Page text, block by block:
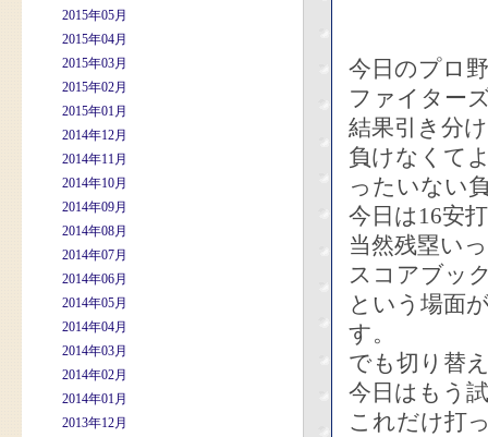
2015年05月
2015年04月
2015年03月
2015年02月
2015年01月
2014年12月
2014年11月
2014年10月
2014年09月
2014年08月
2014年07月
2014年06月
2014年05月
2014年04月
2014年03月
2014年02月
2014年01月
2013年12月
今日のプロ
ファイター
結果引き分
負けなくて
ったいない
今日は16安
当然残塁い
スコアブッ
という場面
す。
でも切り替
今日はもう
これだけ打